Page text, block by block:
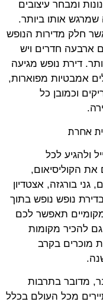
ומבחר עיצובים
אותו ביותר.
חלק מדירות הנופש
ארבעה חדרים ויש
דירת נופש מגיעה
אמבטיות מפוארות,
וכמובן כל
אחרת
ולהגיע לכל
הקוליסיאום,
בורגזה, אצטדיון
נופש נופש בתוך
תאפשר לכם
להכיר מקומות
מוכרים בקרב
מדובר בתרבות
מכל העולם בכלל